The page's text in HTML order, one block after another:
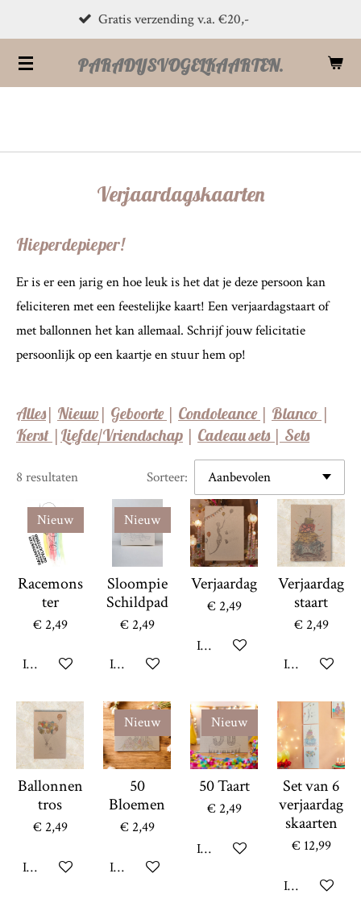
direct
naar
de
PARADIJSVOGELKAARTEN.
PostNL verzending 1-2 dagen
Verjaardagskaarten
Hieperdepieper!
Er is er een jarig en hoe leuk is het dat je deze persoon kan
feliciteren met een feestelijke kaart! Een verjaardagstaart of
met ballonnen het kan allemaal. Schrijf jouw felicitatie
persoonlijk op een kaartje en stuur hem op!
Alles| Nieuw | Geboorte | Condoleance | Blanco |
Kerst | Liefde/Vriendschap | Cadeau sets | Sets
8 resultaten Sorteer:
Nieuw
Racemons
ter
€ 2,49
In winkelwagen
Nieuw
Sloompie
Schildpad
€ 2,49
In winkelwagen
Verjaardag
€ 2,49
In winkelwagen
Verjaardag
staart
€ 2,49
In
Ballonnen
tros
€ 2,49
In winkelwagen
Nieuw
50
Bloemen
€ 2,49
In winkelwagen
Nieuw
50 Taart
€ 2,49
In winkelwagen
Set van 6
verjaardag
skaarten
€ 12,99
In